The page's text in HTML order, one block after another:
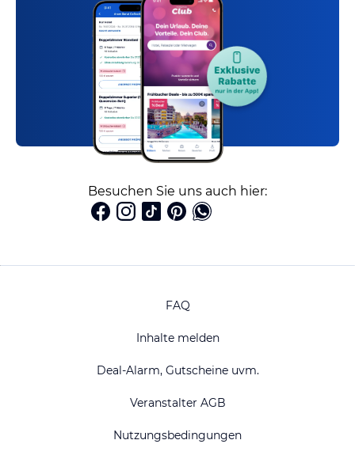
Besuchen Sie uns auch hier:
FAQ
Inhalte melden
Deal-Alarm, Gutscheine uvm.
Veranstalter AGB
Nutzungsbedingungen